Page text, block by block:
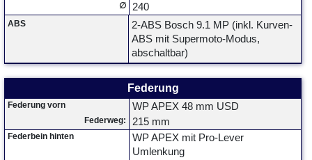
∅ 240
ABS
2-ABS Bosch 9.1 MP (inkl. Kurven-
ABS mit Supermoto-Modus,
abschaltbar)
Federung
Federung vorn WP APEX 48 mm USD
Federweg: 215 mm
Federbein hinten
WP APEX mit Pro-Lever
Umlenkung